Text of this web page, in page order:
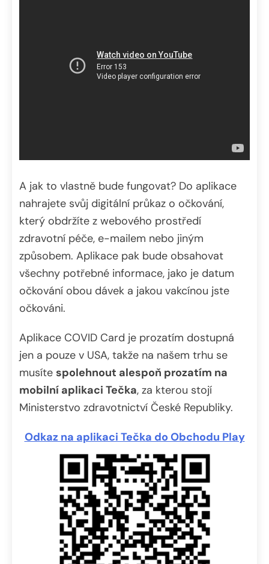
A jak to vlastně bude fungovat? Do aplikace
nahrajete svůj digitální průkaz o očkování,
který obdržíte z webového prostředí
zdravotní péče, e-mailem nebo jiným
způsobem. Aplikace pak bude obsahovat
všechny potřebné informace, jako je datum
očkování obou dávek a jakou vakcínou jste
očkováni.
Aplikace COVID Card je prozatím dostupná
jen a pouze v USA, takže na našem trhu se
musíte spolehnout alespoň prozatím na
mobilní aplikaci Tečka, za kterou stojí
Ministerstvo zdravotnictví České Republiky.
Odkaz na aplikaci Tečka do Obchodu Play